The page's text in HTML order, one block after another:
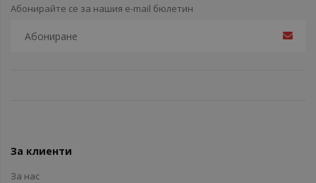
Абонирайте се за нашия e-mail бюлетин
За клиенти
За нас